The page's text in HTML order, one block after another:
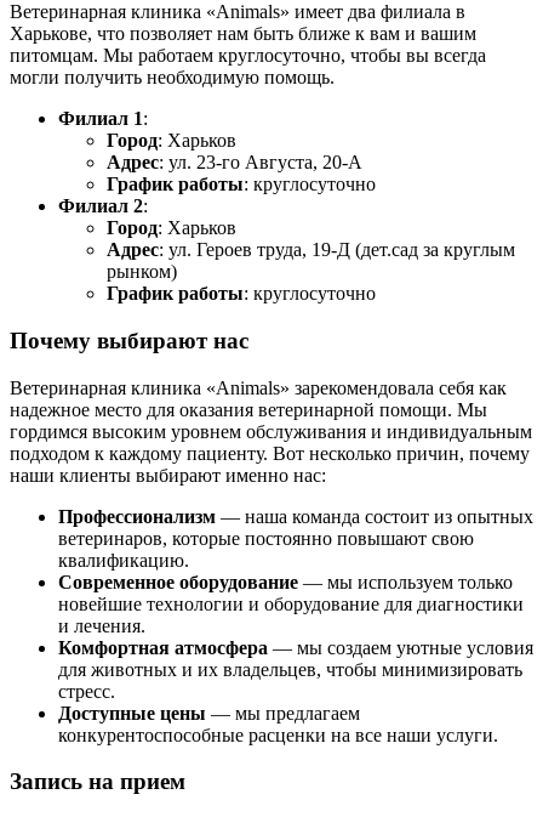
Ветеринарная клиника «Animals» имеет два филиала в
Харькове, что позволяет нам быть ближе к вам и вашим
питомцам. Мы работаем круглосуточно, чтобы вы всегда
могли получить необходимую помощь.
Филиал 1:
Город: Харьков
Адрес: ул. 23-го Августа, 20-А
График работы: круглосуточно
Филиал 2:
Город: Харьков
Адрес: ул. Героев труда, 19-Д (дет.сад за круглым
рынком)
График работы: круглосуточно
Почему выбирают нас
Ветеринарная клиника «Animals» зарекомендовала себя как
надежное место для оказания ветеринарной помощи. Мы
гордимся высоким уровнем обслуживания и индивидуальным
подходом к каждому пациенту. Вот несколько причин, почему
наши клиенты выбирают именно нас:
Профессионализм — наша команда состоит из опытных
ветеринаров, которые постоянно повышают свою
квалификацию.
Современное оборудование — мы используем только
новейшие технологии и оборудование для диагностики
и лечения.
Комфортная атмосфера — мы создаем уютные условия
для животных и их владельцев, чтобы минимизировать
стресс.
Доступные цены — мы предлагаем
конкурентоспособные расценки на все наши услуги.
Запись на прием